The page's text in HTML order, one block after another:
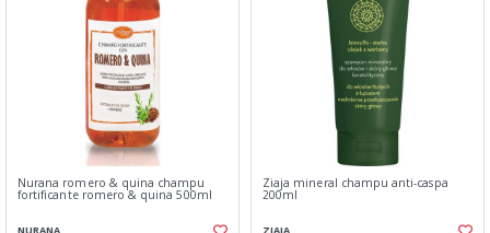
Nurana romero & quina champu
fortificante romero & quina 500ml
Ziaja mineral champu anti-caspa
200ml